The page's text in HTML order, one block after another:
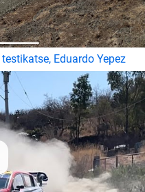
Eduardo Yepez